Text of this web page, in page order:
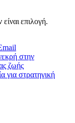
επιλογή.
στην
ζωής
για στρατηγική